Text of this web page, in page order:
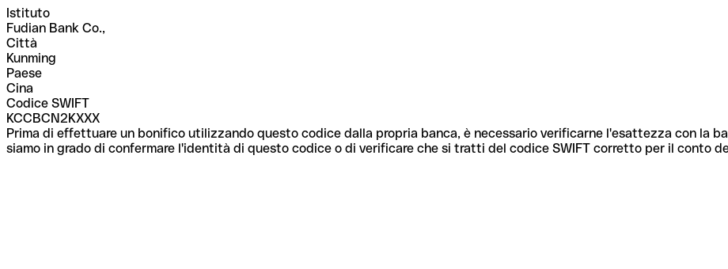
Istituto
Fudian Bank Co.,
Città
Kunming
Paese
Cina
Codice SWIFT
KCCBCN2KXXX
Prima di effettuare un bonifico utilizzando questo codice dalla propria banca, è necessario verificarne l'esattezza con la
siamo in grado di confermare l'identità di questo codice o di verificare che si tratti del codice SWIFT corretto per il conto